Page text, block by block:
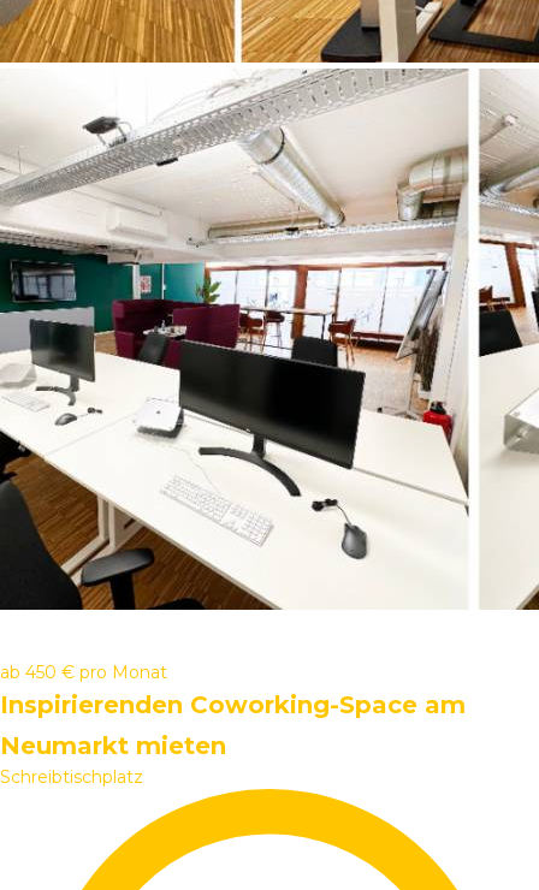
ab 450 € pro Monat
Inspirierenden Coworking-Space am
Neumarkt mieten
Schreibtischplatz